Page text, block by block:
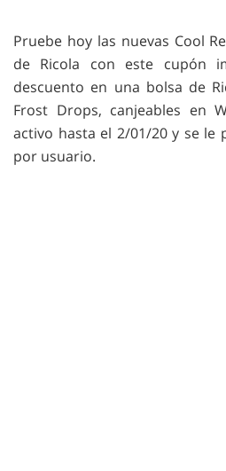
Pruebe hoy las nuevas Cool
de Ricola con este cupón
descuento en una bolsa de
Frost Drops, canjeables en
activo hasta el 2/01/20 y se le
por usuario.